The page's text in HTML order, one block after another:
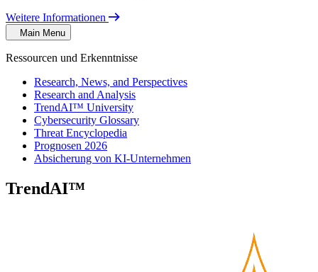
Weitere Informationen
Main Menu
Ressourcen und Erkenntnisse
Research, News, and Perspectives
Research and Analysis
TrendAI™ University
Cybersecurity Glossary
Threat Encyclopedia
Prognosen 2026
Absicherung von KI-Unternehmen
TrendAI™